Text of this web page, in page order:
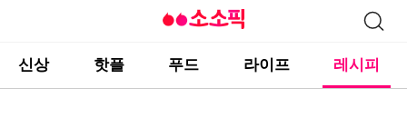
신상 핫플 푸드 라이프 레시피